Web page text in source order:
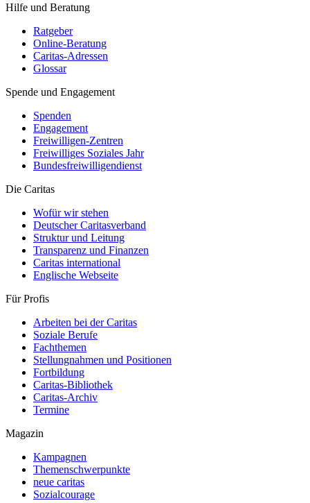
Kath. Erziehungsberatung Leverkusen e. V.
Carl Leverkus Str. 16
51373 Leverkusen
+49 214 45553
+49 214 402264
+49 214 45553
+49 214 402264
+49 214 402264
Adresse anzeigen
Hilfe und Beratung
Ratgeber
Online-Beratung
Caritas-Adressen
Glossar
Spende und Engagement
Spenden
Engagement
Freiwilligen-Zentren
Freiwilliges Soziales Jahr
Bundesfreiwilligendienst
Die Caritas
Wofür wir stehen
Deutscher Caritasverband
Struktur und Leitung
Transparenz und Finanzen
Caritas international
Englische Webseite
Für Profis
Arbeiten bei der Caritas
Soziale Berufe
Fachthemen
Stellungnahmen und Positionen
Fortbildung
Caritas-Bibliothek
Caritas-Archiv
Termine
Magazin
Kampagnen
Themenschwerpunkte
neue caritas
Sozialcourage